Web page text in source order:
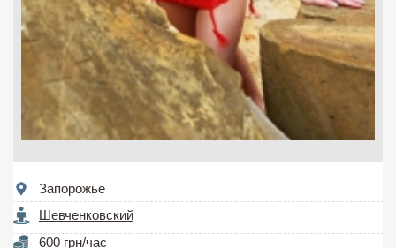
Запорожье
Шевченковский
600 грн/час